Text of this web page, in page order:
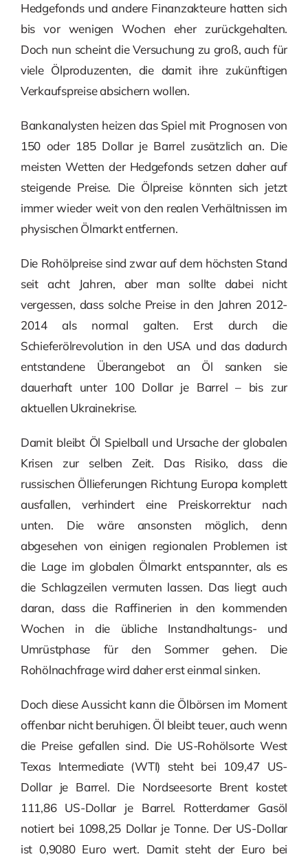
Hedgefonds und andere Finanzakteure hatten sich
bis vor wenigen Wochen eher zurückgehalten.
Doch nun scheint die Versuchung zu groß, auch für
viele Ölproduzenten, die damit ihre zukünftigen
Verkaufspreise absichern wollen.
Bankanalysten heizen das Spiel mit Prognosen von
150 oder 185 Dollar je Barrel zusätzlich an. Die
meisten Wetten der Hedgefonds setzen daher auf
steigende Preise. Die Ölpreise könnten sich jetzt
immer wieder weit von den realen Verhältnissen im
physischen Ölmarkt entfernen.
Die Rohölpreise sind zwar auf dem höchsten Stand
seit acht Jahren, aber man sollte dabei nicht
vergessen, dass solche Preise in den Jahren 2012-
2014 als normal galten. Erst durch die
Schieferölrevolution in den USA und das dadurch
entstandene Überangebot an Öl sanken sie
dauerhaft unter 100 Dollar je Barrel – bis zur
aktuellen Ukrainekrise.
Damit bleibt Öl Spielball und Ursache der globalen
Krisen zur selben Zeit. Das Risiko, dass die
russischen Öllieferungen Richtung Europa komplett
ausfallen, verhindert eine Preiskorrektur nach
unten. Die wäre ansonsten möglich, denn
abgesehen von einigen regionalen Problemen ist
die Lage im globalen Ölmarkt entspannter, als es
die Schlagzeilen vermuten lassen. Das liegt auch
daran, dass die Raffinerien in den kommenden
Wochen in die übliche Instandhaltungs- und
Umrüstphase für den Sommer gehen. Die
Rohölnachfrage wird daher erst einmal sinken.
Doch diese Aussicht kann die Ölbörsen im Moment
offenbar nicht beruhigen. Öl bleibt teuer, auch wenn
die Preise gefallen sind. Die US-Rohölsorte West
Texas Intermediate (WTI) steht bei 109,47 US-
Dollar je Barrel. Die Nordseesorte Brent kostet
111,86 US-Dollar je Barrel. Rotterdamer Gasöl
notiert bei 1098,25 Dollar je Tonne. Der US-Dollar
ist 0,9080 Euro wert. Damit steht der Euro bei